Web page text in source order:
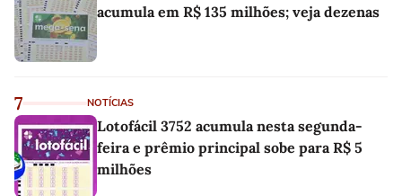
acumula em R$ 135 milhões; veja dezenas
7 NOTÍCIAS
Lotofácil 3752 acumula nesta segunda-
feira e prêmio principal sobe para R$ 5
milhões